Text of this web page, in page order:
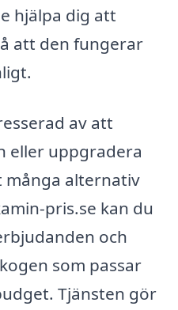
hjälpa dig att
att den fungerar
av att
eller uppgradera
många alternativ
pris.se kan du
och
som passar
Tjänsten gör